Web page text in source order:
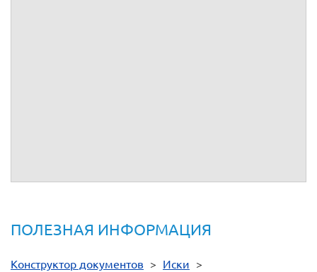
ПОЛЕЗНАЯ ИНФОРМАЦИЯ
Конструктор документов > Иски >